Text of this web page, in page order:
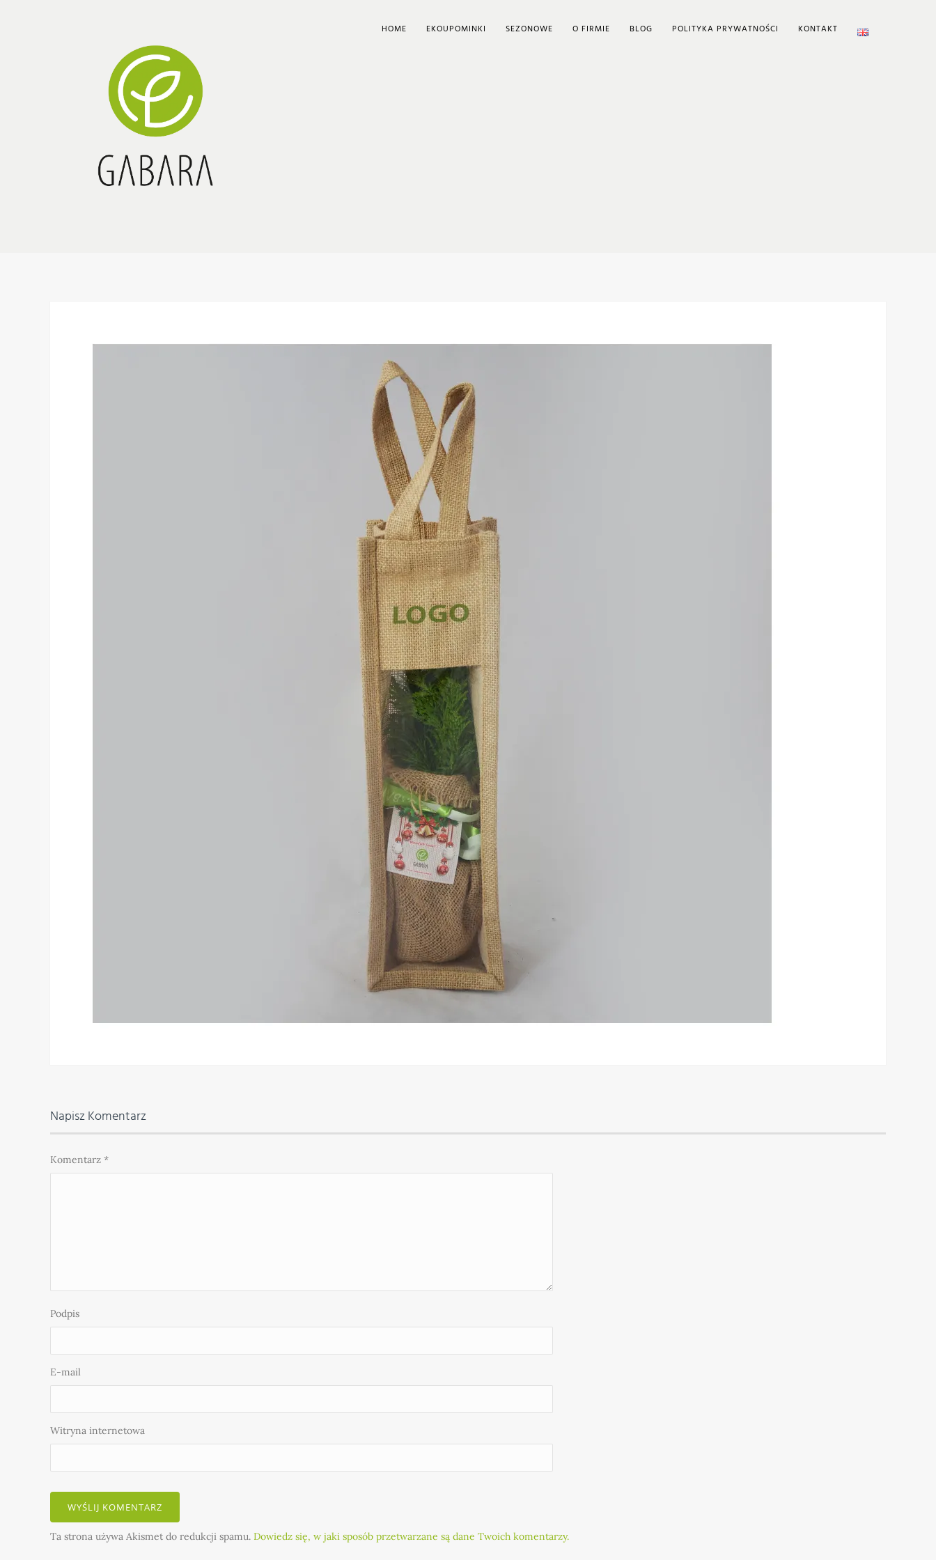
HOME EKOUPOMINKI SEZONOWE O FIRMIE BLOG POLITYKA PRYWATNOŚCI KONTAKT
Napisz Komentarz
Komentarz *
Podpis
E-mail
Witryna internetowa
Ta strona używa Akismet do redukcji spamu. Dowiedz się, w jaki sposób przetwarzane są dane Twoich komentarzy.